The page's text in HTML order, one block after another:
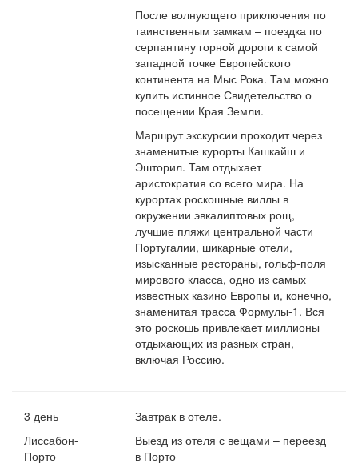
После волнующего приключения по
таинственным замкам – поездка по
серпантину горной дороги к самой
западной точке Европейского
континента на Мыс Рока. Там можно
купить истинное Свидетельство о
посещении Края Земли.
Маршрут экскурсии проходит через
знаменитые курорты Кашкайш и
Эшторил. Там отдыхает
аристократия со всего мира. На
курортах роскошные виллы в
окружении эвкалиптовых рощ,
лучшие пляжи центральной части
Португалии, шикарные отели,
изысканные рестораны, гольф-поля
мирового класса, одно из самых
известных казино Европы и, конечно,
знаменитая трасса Формулы-1. Вся
это роскошь привлекает миллионы
отдыхающих из разных стран,
включая Россию.
3 день
Лиссабон-
Порто
Завтрак в отеле.
Выезд из отеля с вещами – переезд
в Порто